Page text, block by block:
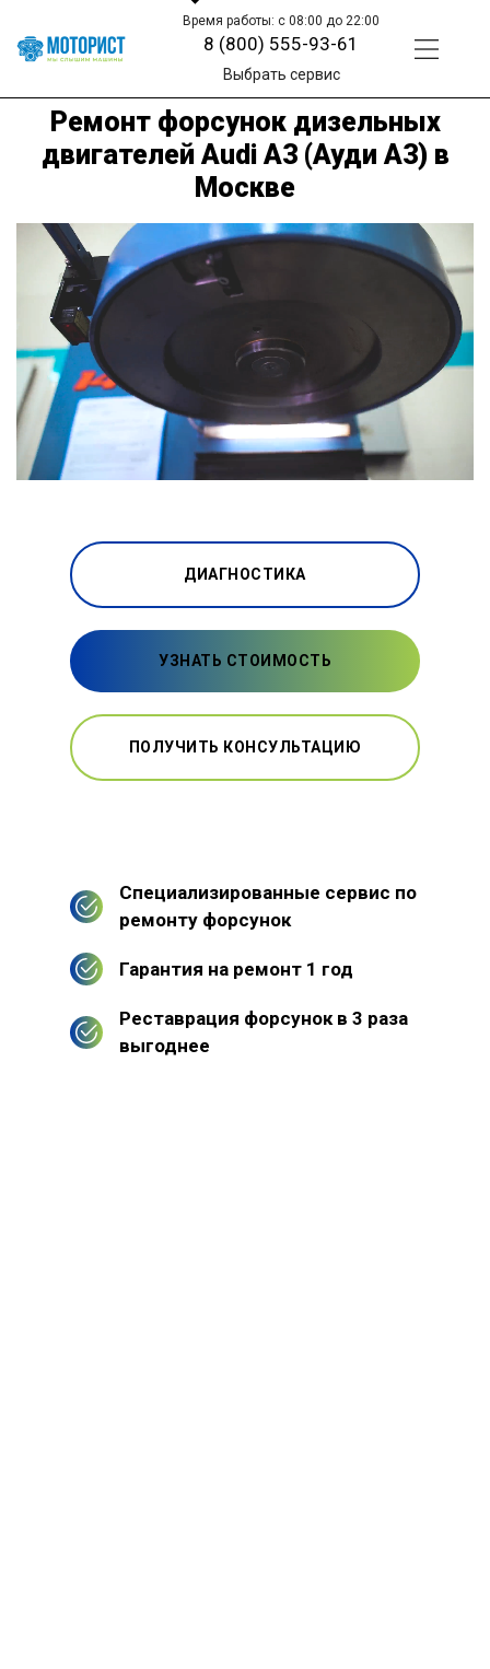
Время работы: с 08:00 до 22:00
8 (800) 555-93-61
Выбрать сервис
Ремонт форсунок дизельных
двигателей Audi A3 (Ауди А3) в
Москве
ДИАГНОСТИКА
УЗНАТЬ СТОИМОСТЬ
ПОЛУЧИТЬ КОНСУЛЬТАЦИЮ
Специализированные сервис по
ремонту форсунок
Гарантия на ремонт 1 год
Реставрация форсунок в 3 раза
выгоднее